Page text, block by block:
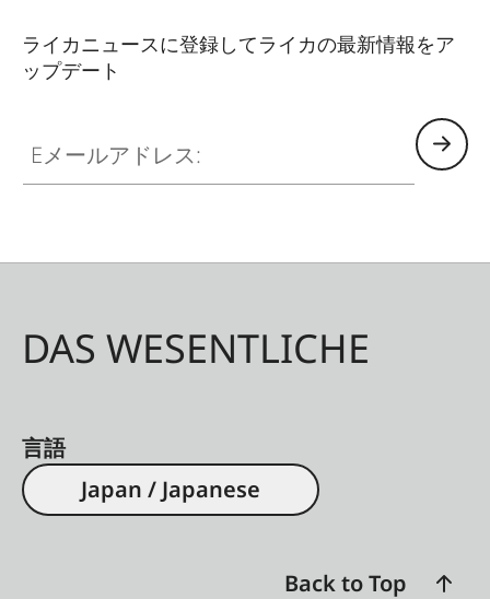
る空間で最適な視聴環境を構築できます。「ライ
カCine Compact 1」を美しく、そして理想的なポ
ライカニュースに登録してライカの最新情報をア
ップデート
DAS WESENTLICHE
言語
Japan / Japanese
Back to Top